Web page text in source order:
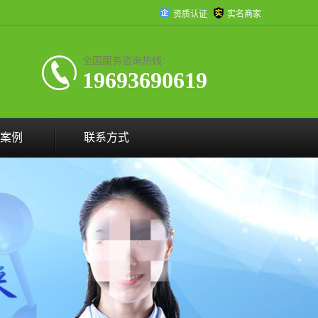
资质认证 实名商家
全国服务咨询热线:
19693690619
例 联系方式